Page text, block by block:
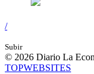
/
Subir
© 2026 Diario La
TOPWEBSITES